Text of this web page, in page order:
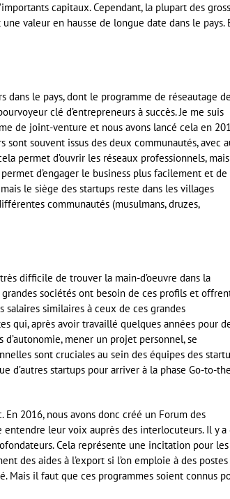
capitaux. Cependant, la plupart des
valeur en hausse de longue date dans le pays.
dans le pays, dont le programme de réseautage
clé d’entrepreneurs à succès. Je me suis
de joint-venture et nous avons lancé cela en
souvent issus des deux communautés, avec
permet d’ouvrir les réseaux professionnels, mais
d’engager le business plus facilement et de
le siège des startups reste dans les villages
communautés (musulmans, druzes,
difficile de trouver la main-d’oeuvre dans la
grandes sociétés ont besoin de ces profils et
salaires similaires à ceux de ces grandes
qui, après avoir travaillé quelques années pour
mener un projet personnel, se
sont cruciales au sein des équipes des
d’autres startups pour arriver à la phase Go-to-
2016, nous avons donc créé un Forum des
leur voix auprès des interlocuteurs. Il y a
Cela représente une incitation pour les
des aides à l’export si l’on emploie à des postes
Mais il faut que ces programmes soient connus